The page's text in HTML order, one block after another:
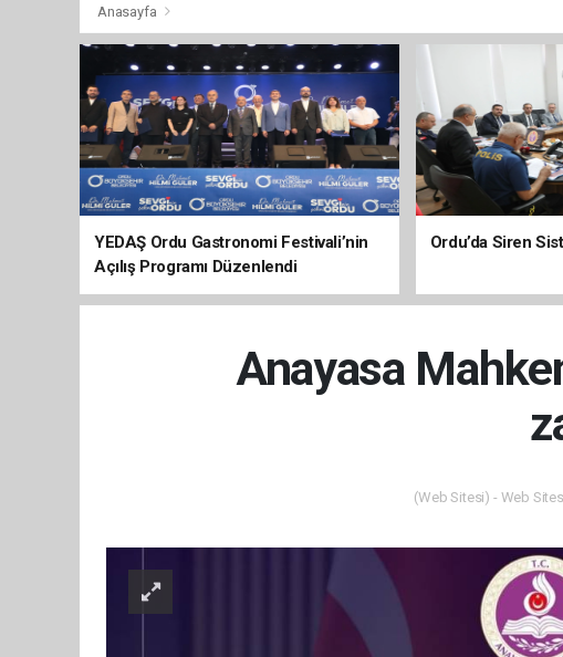
Anasayfa
YEDAŞ Ordu Gastronomi Festivali’nin
Açılış Programı Düzenlendi
Ordu’da Siren
Anayasa
(Web Sitesi) - Web